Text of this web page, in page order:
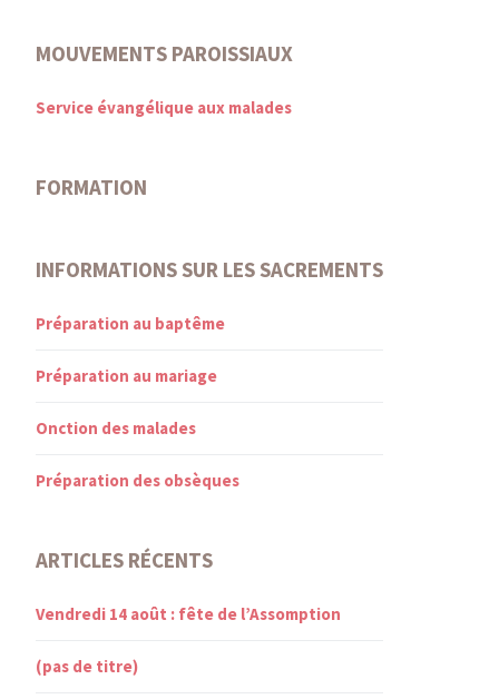
MOUVEMENTS PAROISSIAUX
Service évangélique aux malades
FORMATION
INFORMATIONS SUR LES SACREMENTS
Préparation au baptême
Préparation au mariage
Onction des malades
Préparation des obsèques
ARTICLES RÉCENTS
Vendredi 14 août : fête de l’Assomption
(pas de titre)